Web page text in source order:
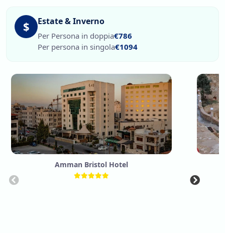
$ Estate & Inverno
Per Persona in doppia€786
Per persona in singola€1094
Amman Bristol Hotel